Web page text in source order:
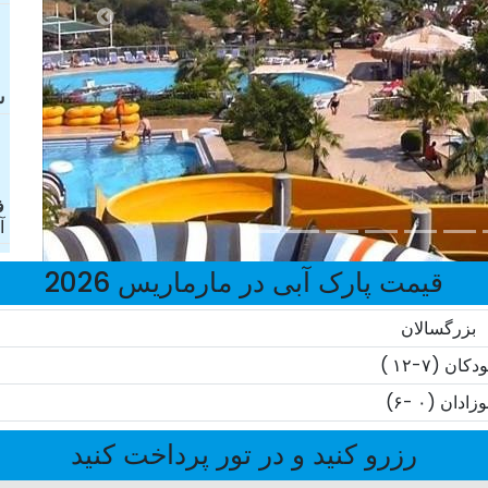
قیمت پارک آبی در مارماریس 2026
بزرگسالان
(۷-۱۲ )
(۰ -۶)
رزرو کنید و در تور پرداخت کنید